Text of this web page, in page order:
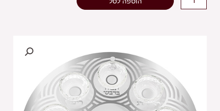
של
מזכוכית
וקריסטל